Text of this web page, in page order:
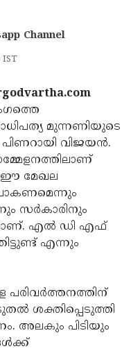
Channel
IST
മുന്നണിയുടെ
പിണറായി വിജയന്‍.
ഈ മേഖല
സര്‍കാരിനും
എല്‍ ഡി എഫ്
എന്നും
ശക്തിപ്പെടുത്തി
അലകും പിടിയും